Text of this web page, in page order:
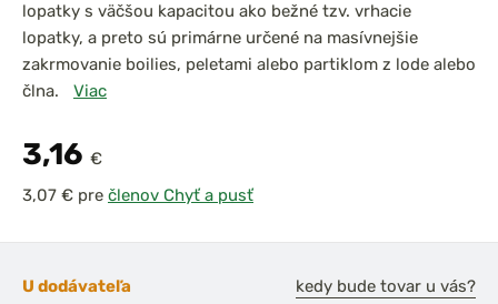
lopatky s väčšou kapacitou ako bežné tzv. vrhacie
lopatky, a preto sú primárne určené na masívnejšie
zakrmovanie boilies, peletami alebo partiklom z lode alebo
člna.
Viac
3,16 €
pre členov Chyť a pusť
U dodávateľa kedy bude tovar u vás?